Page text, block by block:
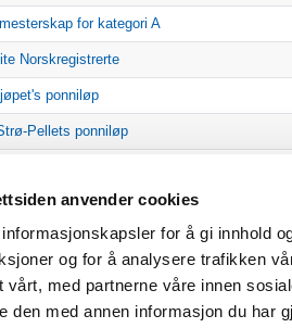
anvender cookies
for å gi innhold
og for å analysere trafikken
vårt, med partnerne våre innen
den med annen informasjon du har
for kategori A
Norskregistrerte
ponniløp
Pellets ponniløp
Ponniløp